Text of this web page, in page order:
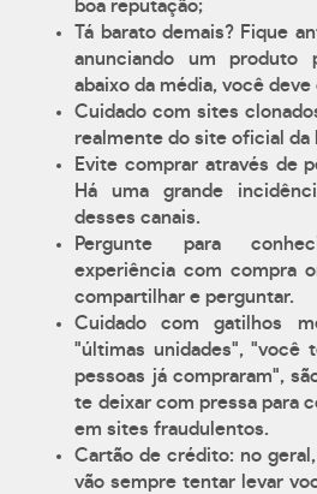
boa reputação;
Tá barato demais? Fique
anunciando um
abaixo da média, você
Cuidado com sites
realmente do site oficial da
Evite comprar através de
Há uma grande
desses canais.
Pergunte para
experiência com compra
compartilhar e perguntar.
Cuidado com gatilhos
"últimas unidades", "você
pessoas já compraram",
te deixar com pressa para
em sites fraudulentos.
Cartão de crédito: no
vão sempre tentar levar